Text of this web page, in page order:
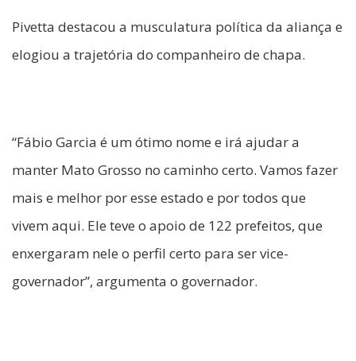
Pivetta destacou a musculatura política da aliança e
elogiou a trajetória do companheiro de chapa.
“Fábio Garcia é um ótimo nome e irá ajudar a
manter Mato Grosso no caminho certo. Vamos fazer
mais e melhor por esse estado e por todos que
vivem aqui. Ele teve o apoio de 122 prefeitos, que
enxergaram nele o perfil certo para ser vice-
governador”, argumenta o governador.